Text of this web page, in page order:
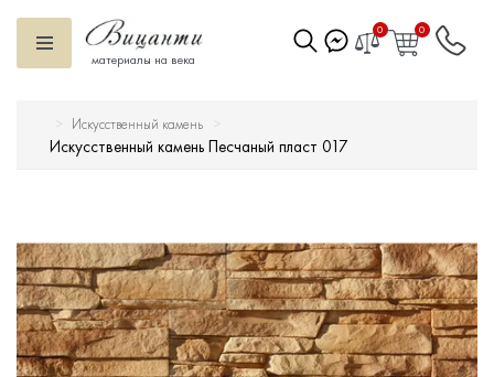
материалы на века
0 0
Искусственный камень
Декоративные элементы
Тротуарная плитка
Террасная доска
Искусственный камень
Искусственный камень Песчаный пласт 017